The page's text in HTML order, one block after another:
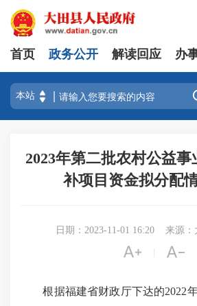
首页 政务公开 解读回应 办
2023年第二批农村公益
补项目资金拟分配
日期：2023-11-01 16:20 来源：
 
根据福建省财政厅下达的2022